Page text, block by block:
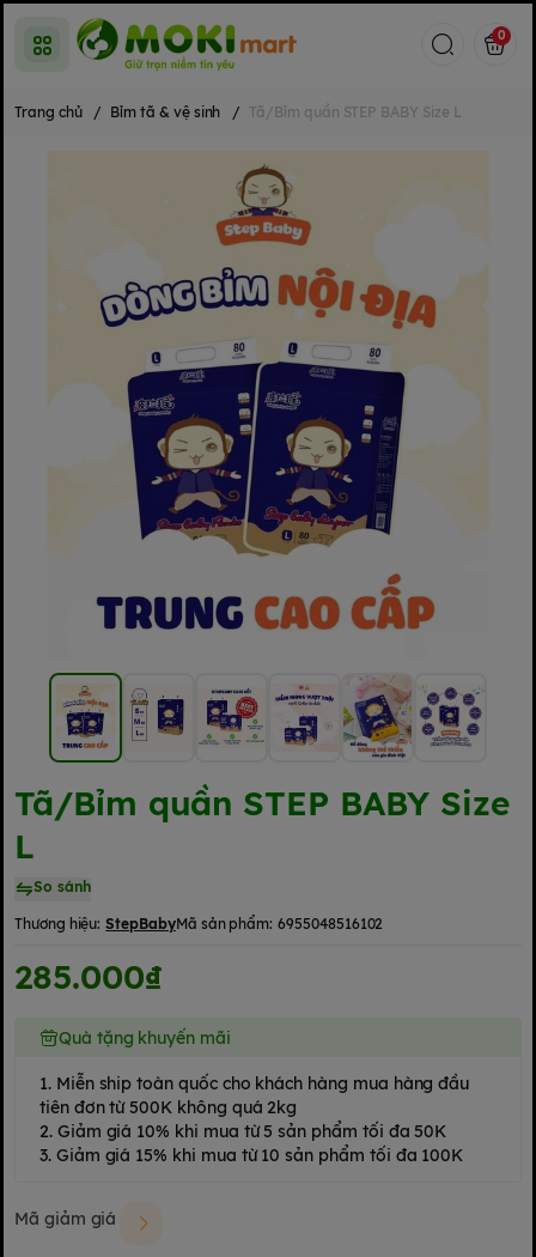
0
Trang chủ / Bỉm tã & vệ sinh / Tã/Bỉm quần STEP BABY Size L
Tã/Bỉm quần STEP BABY Size
L
So sánh
Thương hiệu: StepBabyMã sản phẩm: 6955048516102
285.000₫
Quà tặng khuyến mãi
1. Miễn ship toàn quốc cho khách hàng mua hàng đầu
tiên đơn từ 500K không quá 2kg
2. Giảm giá 10% khi mua từ 5 sản phẩm tối đa 50K
3. Giảm giá 15% khi mua từ 10 sản phẩm tối đa 100K
Mã giảm giá